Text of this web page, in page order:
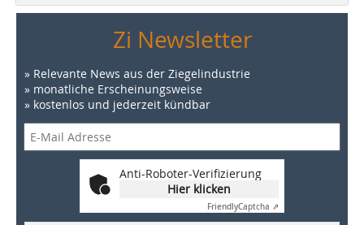
Zi Newsletter
» Relevante News aus der Ziegelindustrie
» monatliche Erscheinungsweise
» kostenlos und jederzeit kündbar
Anti-Roboter-Verifizierung
Hier klicken
FriendlyCaptcha ⇗